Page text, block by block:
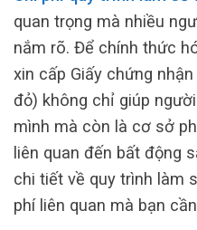
quan trọng mà nhiều
nắm rõ. Để chính thức
xin cấp Giấy chứng
đỏ) không chỉ giúp
mình mà còn là cơ sở
liên quan đến bất động
chi tiết về quy trình làm
phí liên quan mà bạn